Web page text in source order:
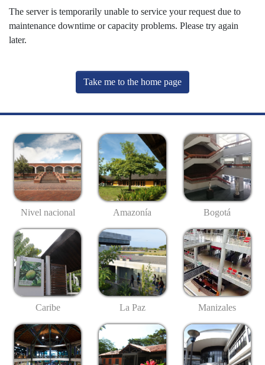
The server is temporarily unable to service your request due to
maintenance downtime or capacity problems. Please try again
later.
Take me to the home page
Nivel nacional Amazonía Bogotá
Caribe La Paz Manizales